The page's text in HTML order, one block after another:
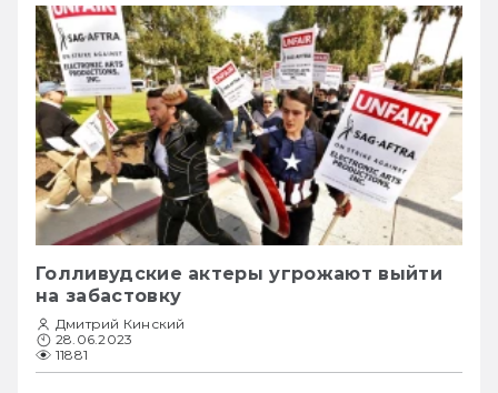
Голливудские актеры угрожают выйти
на забастовку
Дмитрий Кинский
28.06.2023
11881